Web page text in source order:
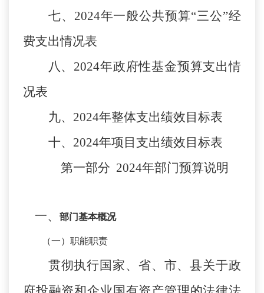
七、 2024年一般公共预算“三公”经
费支出情况表
八、 2024年政府性基金预算支出情
况表
九、 2024年整体支出绩效目标表
十、 2024年项目支出绩效目标表
第一部分 2024年部门预算说明
一、 部门基本概况
（一）职能职责
贯彻执行国家、省、市、县关于政